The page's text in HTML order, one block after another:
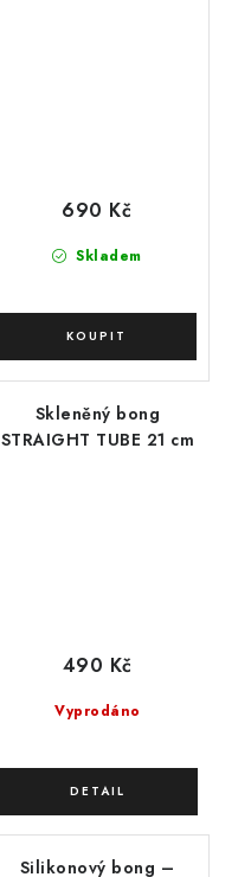
Skladem
690 Kč
Skleněný bong
STRAIGHT TUBE 21 cm
Vyprodáno
490 Kč
Silikonový bong –